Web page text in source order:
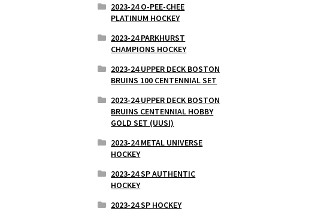
2023-24 O-PEE-CHEE
PLATINUM HOCKEY
2023-24 PARKHURST
CHAMPIONS HOCKEY
2023-24 UPPER DECK BOSTON
BRUINS 100 CENTENNIAL SET
2023-24 UPPER DECK BOSTON
BRUINS CENTENNIAL HOBBY
GOLD SET (UUSI)
2023-24 METAL UNIVERSE
HOCKEY
2023-24 SP AUTHENTIC
HOCKEY
2023-24 SP HOCKEY